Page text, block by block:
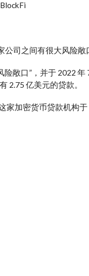
公司之间有很大风险敞
敞口”，并于 2022 年
2.75 亿美元的贷款。
家加密货币贷款机构